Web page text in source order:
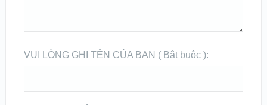
VUI LÒNG GHI TÊN CỦA BẠN ( Bắt buộc ):